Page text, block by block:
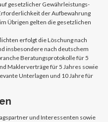
gesetzlicher Gewährleistungs-
der Aufbewahrung
Übrigen gelten die gesetzlichen
erfolgt die Löschung nach
insbesondere nach deutschem
Beratungsprotokolle für 5
Maklerverträge für 5 Jahres sowie
Unterlagen und 10 Jahre für
und Interessenten sowie